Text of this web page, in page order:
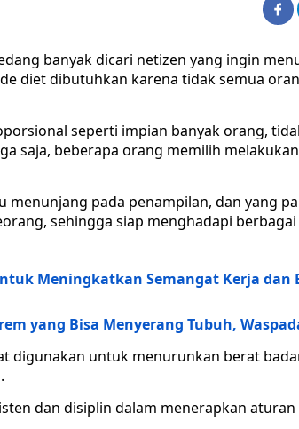
banyak dicari netizen yang ingin
diet dibutuhkan karena tidak semua
seperti impian banyak orang,
saja, beberapa orang memilih melakukan
menunjang pada penampilan, dan yang
sehingga siap menghadapi
Meningkatkan Semangat Kerja dan
yang Bisa Menyerang Tubuh,
digunakan untuk menurunkan berat
dan disiplin dalam menerapkan aturan